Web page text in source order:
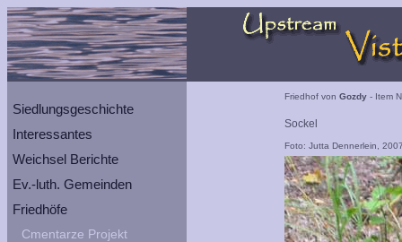
Siedlungsgeschichte
Interessantes
Weichsel Berichte
Ev.-luth. Gemeinden
Friedhöfe
Cmentarze Projekt
Friedhof von Gozdy - Item
Sockel
Foto: Jutta Dennerlein,